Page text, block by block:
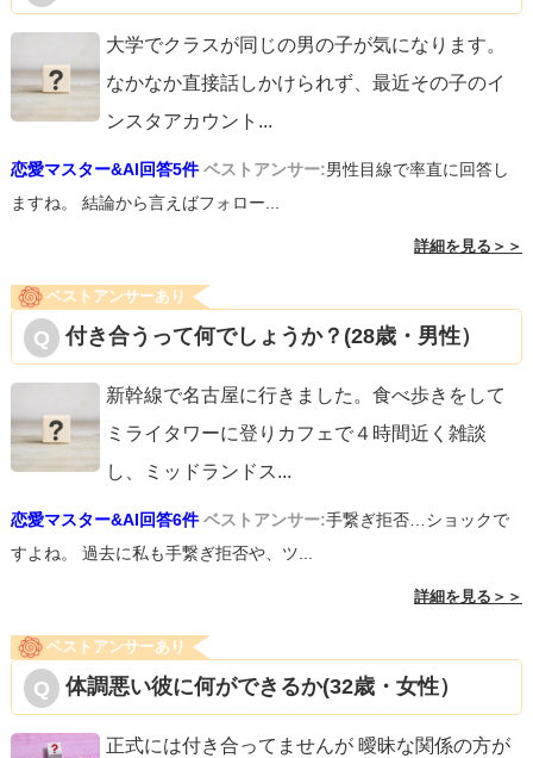
大学でクラスが同じの男の子が気になります。
なかなか直接話しかけられず、最近その子のイ
ンスタアカウント ...
恋愛マスター&AI回答5件 ベストアンサー:男性目線で率直に回答し
ますね。 結論から言えばフォロー...
詳細を見る＞＞
ベストアンサーあり
付き合うって何でしょうか？(28歳・男性）
新幹線で名古屋に行きました。食べ歩きをして
ミライタワーに登りカフェで４時間近く雑談
し、ミッドランドス...
恋愛マスター&AI回答6件 ベストアンサー:手繋ぎ拒否…ショックで
すよね。 過去に私も手繋ぎ拒否や、ツ...
詳細を見る＞＞
ベストアンサーあり
体調悪い彼に何ができるか(32歳・女性）
正式には付き合ってませんが 曖昧な関係の方が